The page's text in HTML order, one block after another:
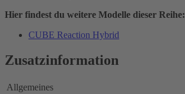
Hier findest du weitere Modelle dieser Reihe:
CUBE Reaction Hybrid
Zusatzinformation
Allgemeines